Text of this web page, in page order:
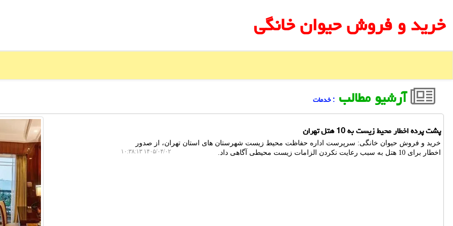
خرید و فروش حیوان خانگی
آرشیو مطالب : خدمات
پشت پرده اخطار محیط زیست به 10 هتل تهران
خرید و فروش حیوان خانگی: سرپرست اداره حفاظت محیط زیست شهرستان های استان تهران، از صدور
اخطار برای 10 هتل به سبب رعایت نکردن الزامات زیست محیطی آگاهی داد.
۱۴۰۵/۰۴/۰۲ ۱۰:۳۸:۱۳